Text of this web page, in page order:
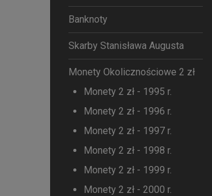
Banknoty
Skarby Stanisława Augusta
Monety Okolicznościowe 2 zł
Monety 2 zł - 1995 r.
Monety 2 zł - 1996 r.
Monety 2 zł - 1997 r.
Monety 2 zł - 1998 r.
Monety 2 zł - 1999 r.
Monety 2 zł - 2000 r.